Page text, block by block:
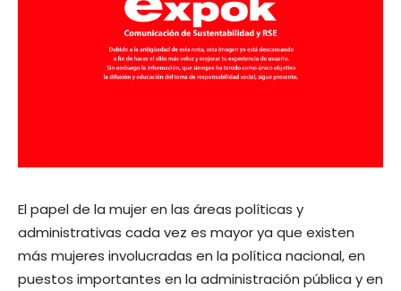
El papel de la mujer en las áreas políticas y
administrativas cada vez es mayor ya que existen
más mujeres involucradas en la política nacional, en
puestos importantes en la administración pública y en